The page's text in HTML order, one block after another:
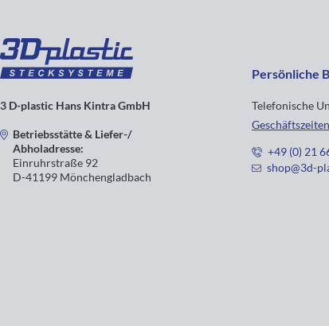
3 D-plastic Hans Kintra GmbH
Betriebsstätte & Liefer-/
Abholadresse:
Einruhrstraße 92
D-41199 Mönchengladbach
Persönliche
Telefonische
Geschäftszeiten
+49 (0) 21
shop@3d-